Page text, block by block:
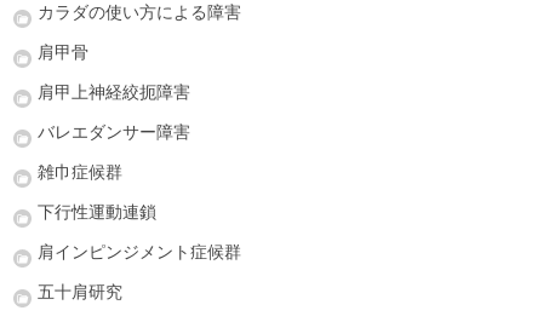
カラダの使い方による障害
肩甲骨
肩甲上神経絞扼障害
バレエダンサー障害
雑巾症候群
下行性運動連鎖
肩インピンジメント症候群
五十肩研究